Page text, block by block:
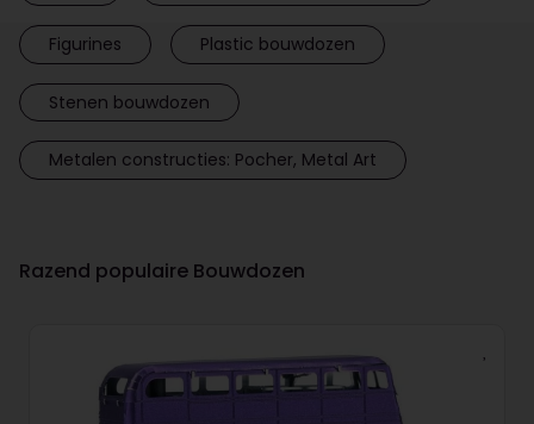
Figurines Plastic bouwdozen
Stenen bouwdozen
Metalen constructies: Pocher, Metal Art
Razend populaire Bouwdozen